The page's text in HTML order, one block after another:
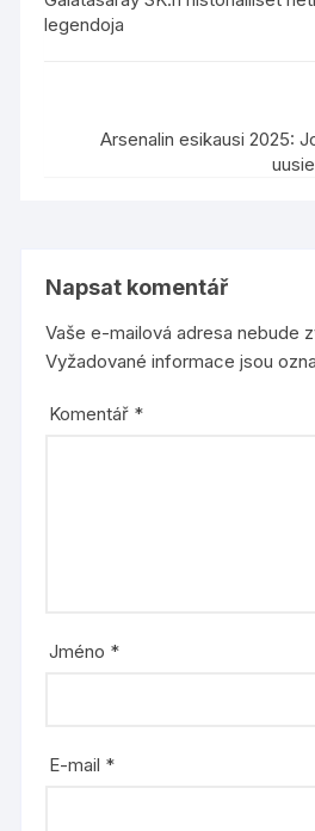
legendoja
Arsenalin esikausi 2025:
Napsat komentář
Vaše e-mailová adresa nebude
Vyžadované informace jsou
Komentář *
Jméno *
E-mail *